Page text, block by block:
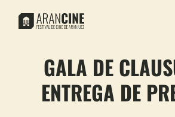
GALA DE
ENTREGA DE